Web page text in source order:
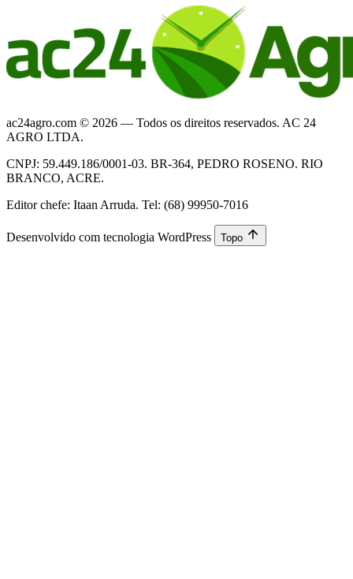
ac24agro.com © 2026 — Todos os direitos reservados. AC 24
AGRO LTDA.
CNPJ: 59.449.186/0001-03. BR-364, PEDRO ROSENO. RIO
BRANCO, ACRE.
Editor chefe: Itaan Arruda. Tel: (68) 99950-7016
Desenvolvido com tecnologia WordPress Topo